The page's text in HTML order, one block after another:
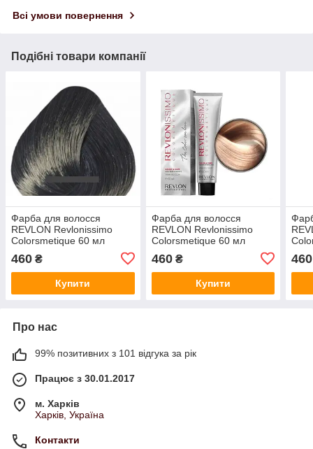
Всі умови повернення
Подібні товари компанії
Фарба для волосся
REVLON Revlonissimo
Colorsmetique 60 мл
№2.10 Чорний Насичено
Попелястий
460 ₴
Купити
Фарба для волосся
REVLON Revlonissimo
Colorsmetique 60 мл
№10.23 Палево Перловий
Бежевий Блонд
460₴
Купити
460
Про нас
99% позитивних з 101 відгука за рік
Працює з 30.01.2017
м. Харків
Харків, Україна
Контакти